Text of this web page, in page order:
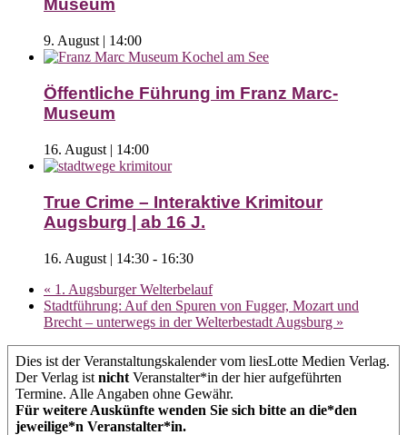
9. August | 14:00
Öffentliche Führung im Franz Marc-
Museum
16. August | 14:00
True Crime – Interaktive Krimitour
Augsburg | ab 16 J.
16. August | 14:30 - 16:30
« 1. Augsburger Welterbelauf
Stadtführung: Auf den Spuren von Fugger, Mozart und
Brecht – unterwegs in der Welterbestadt Augsburg »
Dies ist der Veranstaltungskalender vom liesLotte Medien Verlag.
Der Verlag ist nicht Veranstalter*in der hier aufgeführten
Termine. Alle Angaben ohne Gewähr.
Für weitere Auskünfte wenden Sie sich bitte an die*den
jeweilige*n Veranstalter*in.